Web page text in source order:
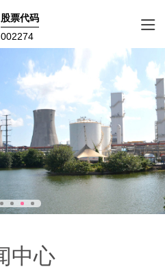
股票代码
002274
中心